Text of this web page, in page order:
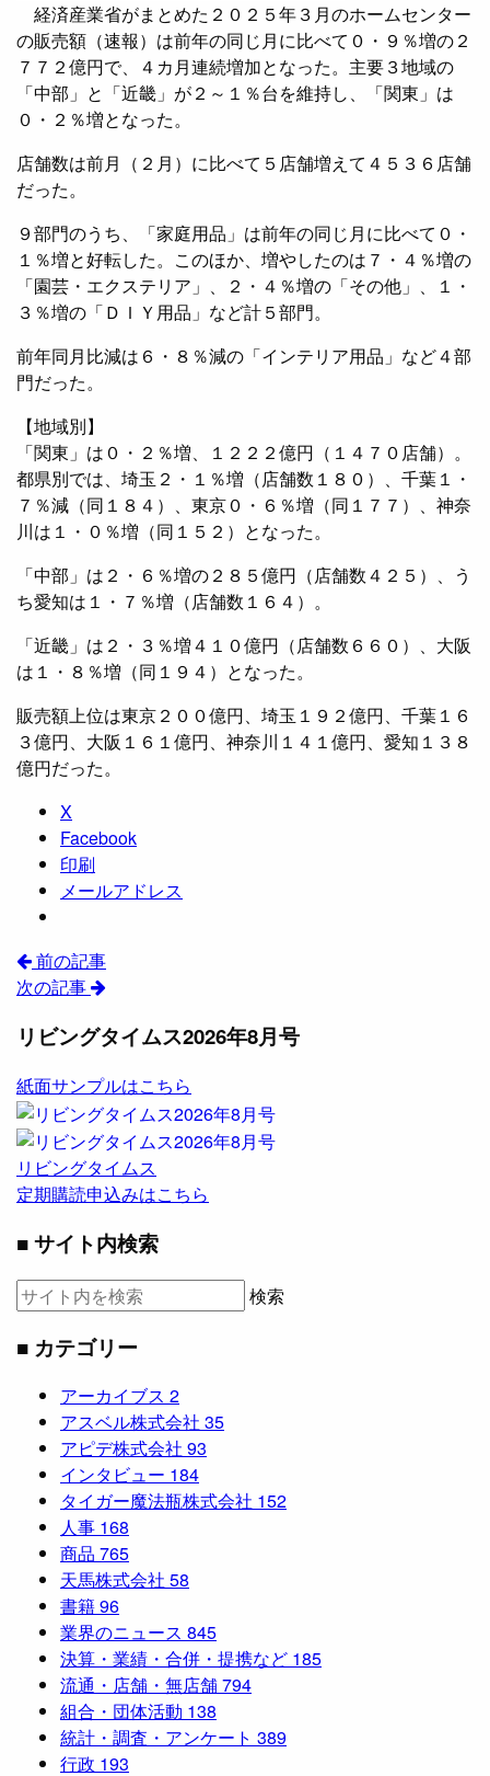
経済産業省がまとめた２０２５年３月のホームセンター
の販売額（速報）は前年の同じ月に比べて０・９％増の２
７７２億円で、４カ月連続増加となった。主要３地域の
「中部」と「近畿」が２～１％台を維持し、「関東」は
０・２％増となった。
店舗数は前月（２月）に比べて５店舗増えて４５３６店舗
だった。
９部門のうち、「家庭用品」は前年の同じ月に比べて０・
１％増と好転した。このほか、増やしたのは７・４％増の
「園芸・エクステリア」、２・４％増の「その他」、１・
３％増の「ＤＩＹ用品」など計５部門。
前年同月比減は６・８％減の「インテリア用品」など４部
門だった。
【地域別】
「関東」は０・２％増、１２２２億円（１４７０店舗）。
都県別では、埼玉２・１％増（店舗数１８０）、千葉１・
７％減（同１８４）、東京０・６％増（同１７７）、神奈
川は１・０％増（同１５２）となった。
「中部」は２・６％増の２８５億円（店舗数４２５）、う
ち愛知は１・７％増（店舗数１６４）。
「近畿」は２・３％増４１０億円（店舗数６６０）、大阪
は１・８％増（同１９４）となった。
販売額上位は東京２００億円、埼玉１９２億円、千葉１６
３億円、大阪１６１億円、神奈川１４１億円、愛知１３８
億円だった。
X
Facebook
印刷
メールアドレス
前の記事
次の記事
リビングタイムス2026年8月号
紙面サンプルはこちら
リビングタイムス
定期購読申込みはこちら
■ サイト内検索
検索
■ カテゴリー
アーカイブス 2
アスベル株式会社 35
アピデ株式会社 93
インタビュー 184
タイガー魔法瓶株式会社 152
人事 168
商品 765
天馬株式会社 58
書籍96
業界のニュース 845
決算・業績・合併・提携など 185
流通・店舗・無店舗794
組合・団体活動 138
統計・調査・アンケート 389
行政 193